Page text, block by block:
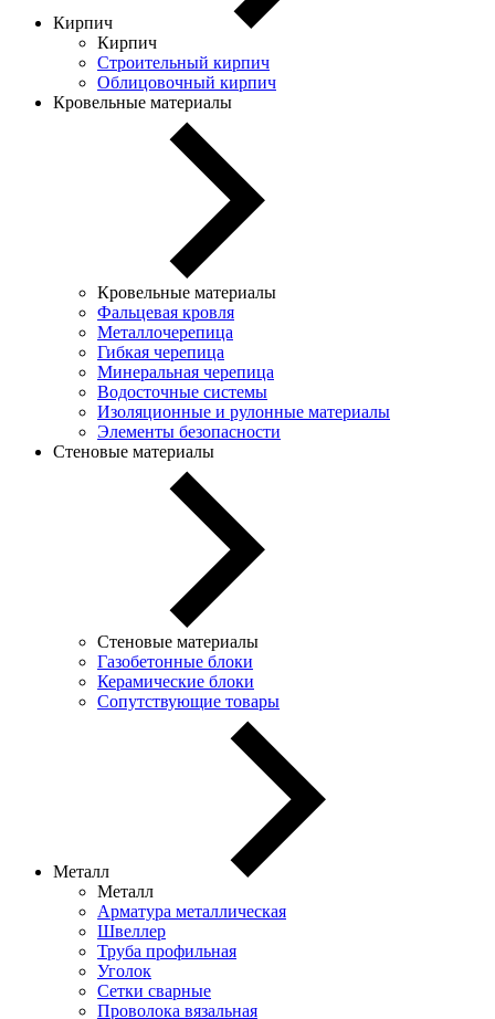
Кирпич
Кирпич
Строительный кирпич
Облицовочный кирпич
Кровельные материалы
Кровельные материалы
Фальцевая кровля
Металлочерепица
Гибкая черепица
Минеральная черепица
Водосточные системы
Изоляционные и рулонные материалы
Элементы безопасности
Стеновые материалы
Стеновые материалы
Газобетонные блоки
Керамические блоки
Сопутствующие товары
Металл
Металл
Арматура металлическая
Швеллер
Труба профильная
Уголок
Сетки сварные
Проволока вязальная